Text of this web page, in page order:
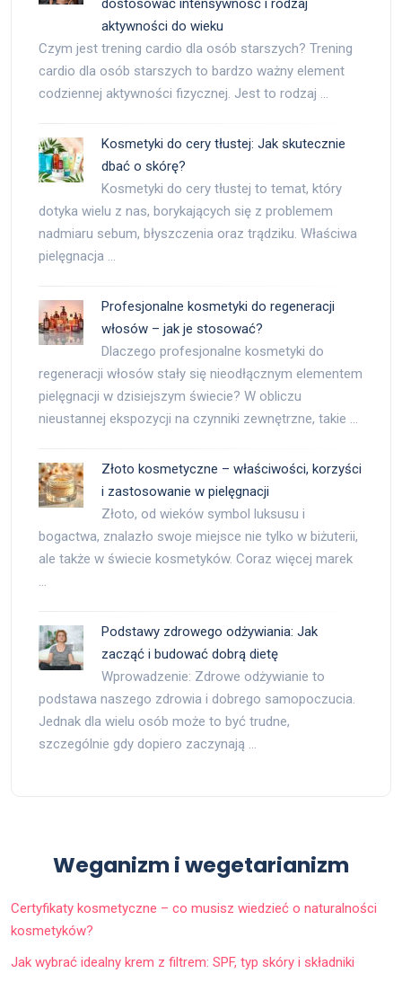
dostosować intensywność i rodzaj
aktywności do wieku
Czym jest trening cardio dla osób starszych? Trening
cardio dla osób starszych to bardzo ważny element
codziennej aktywności fizycznej. Jest to rodzaj …
Kosmetyki do cery tłustej: Jak skutecznie
dbać o skórę?
Kosmetyki do cery tłustej to temat, który
dotyka wielu z nas, borykających się z problemem
nadmiaru sebum, błyszczenia oraz trądziku. Właściwa
pielęgnacja …
Profesjonalne kosmetyki do regeneracji
włosów – jak je stosować?
Dlaczego profesjonalne kosmetyki do
regeneracji włosów stały się nieodłącznym elementem
pielęgnacji w dzisiejszym świecie? W obliczu
nieustannej ekspozycji na czynniki zewnętrzne, takie …
Złoto kosmetyczne – właściwości, korzyści
i zastosowanie w pielęgnacji
Złoto, od wieków symbol luksusu i
bogactwa, znalazło swoje miejsce nie tylko w biżuterii,
ale także w świecie kosmetyków. Coraz więcej marek
…
Podstawy zdrowego odżywiania: Jak
zacząć i budować dobrą dietę
Wprowadzenie: Zdrowe odżywianie to
podstawa naszego zdrowia i dobrego samopoczucia.
Jednak dla wielu osób może to być trudne,
szczególnie gdy dopiero zaczynają …
Weganizm i wegetarianizm
Certyfikaty kosmetyczne – co musisz wiedzieć o naturalności
kosmetyków?
Jak wybrać idealny krem z filtrem: SPF, typ skóry i składniki